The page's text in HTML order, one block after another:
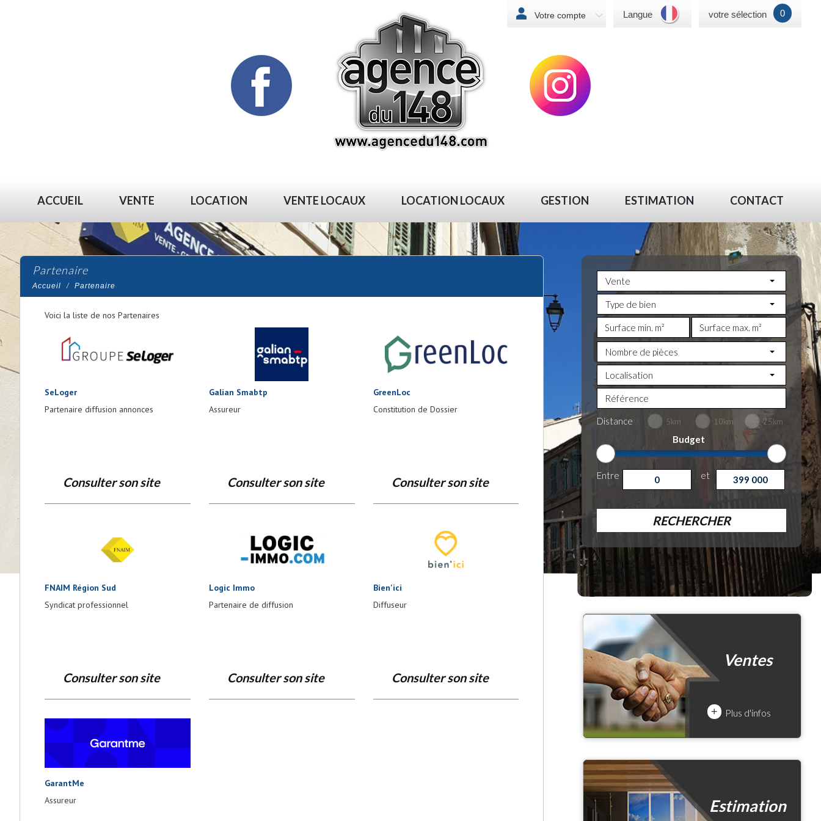
Votre compte Langue votre sélection 0
ACCUEIL VENTE LOCATION VENTE LOCAUX LOCATION LOCAUX GESTION ESTIMATION CONTACT
Vente
Type de bien
Nombre de pièces
Localisation
Distance 5km 10km
25km
Budget
Entre et
RECHERCHER
partenaire
Accueil Partenaire
Voici la liste de nos Partenaires
SeLoger
Partenaire diffusion annonces
Consulter son site
Galian Smabtp
Assureur
Consulter son site
GreenLoc
Constitution de Dossier
Consulter son site
FNAIM Région Sud
Syndicat professionnel
Consulter son site
Logic Immo
Partenaire de diffusion
Consulter son site
Bien'ici
Diffuseur
Consulter son site
GarantMe
Assureur
Ventes
Plus d'infos
+
Estimation